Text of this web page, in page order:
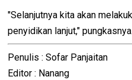
"Selanjutnya kita akan
penyidikan lanjut," pungkasnya.
Penulis : Sofar Panjaitan
Editor : Nanang